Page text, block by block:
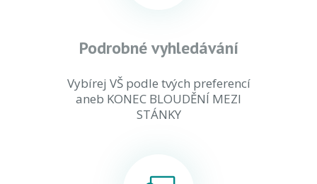
Podrobné vyhledávání
Vybírej VŠ podle tvých preferencí
aneb KONEC BLOUDĚNÍ MEZI
STÁNKY